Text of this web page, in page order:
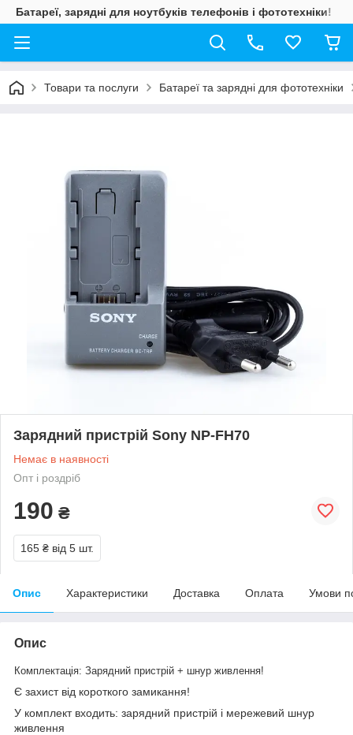
Батареї, зарядні для ноутбуків телефонів і фототехніки!
Товари та послуги Батареї та зарядні для фототехніки
Зарядний пристрій Sony NP-FH70
Немає в наявності
Опт і роздріб
190 ₴
165 ₴ від 5 шт.
Опис Характеристики Доставка Оплата Умови
Опис
Комплектація: Зарядний пристрій + шнур живлення!
Є захист від короткого замикання!
У комплект входить: зарядний пристрій і мережевий шнур
живлення